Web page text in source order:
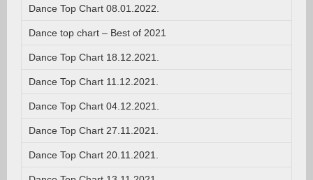
Dance Top Chart 08.01.2022.
Dance top chart – Best of 2021
Dance Top Chart 18.12.2021.
Dance Top Chart 11.12.2021.
Dance Top Chart 04.12.2021.
Dance Top Chart 27.11.2021.
Dance Top Chart 20.11.2021.